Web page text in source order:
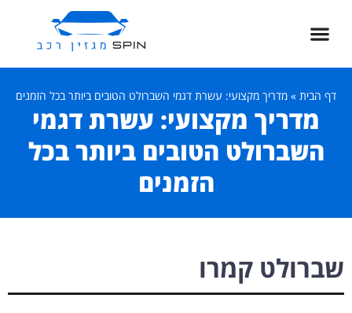
דף הבית » מדריך מקצועי: עשרת דגמי השברולט הטובים ביותר בכל הזמנים
מדריך מקצועי: עשרת דגמי
השברולט הטובים ביותר בכל
הזמנים
שברולט קמרו